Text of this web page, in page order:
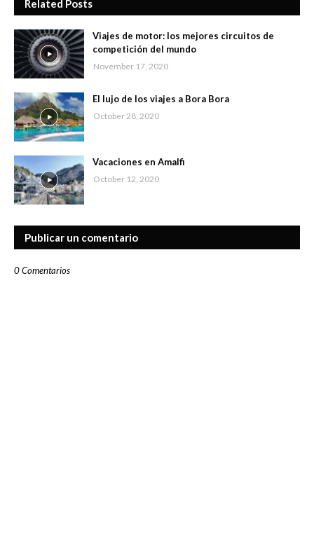
Related Posts
Viajes de motor: los mejores circuitos de
competición del mundo
November 17, 2020
El lujo de los viajes a Bora Bora
October 28, 2020
Vacaciones en Amalfi
October 12, 2020
Publicar un comentario
0 Comentarios